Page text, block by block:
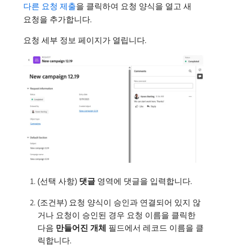
다른 요청 제출을 클릭하여 요청 양식을 열고 새
요청을 추가합니다.
요청 세부 정보 페이지가 열립니다.
(선택 사항) 댓글 영역에 댓글을 입력합니다.
(조건부) 요청 양식이 승인과 연결되어 있지 않
거나 요청이 승인된 경우 요청 이름을 클릭한
다음 만들어진 개체 필드에서 레코드 이름을 클
릭합니다.